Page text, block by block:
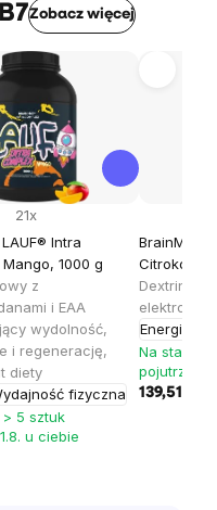
Zobacz więcej
Intra
1000 g
z
i EAA
wydolność,
i regenerację,
diety
fizyczna
21x
5 sztuk
u ciebie
BrainMax
Citrokola,
Dextrin® z
Energia
Na stanie
pojutrze
139,51 zł